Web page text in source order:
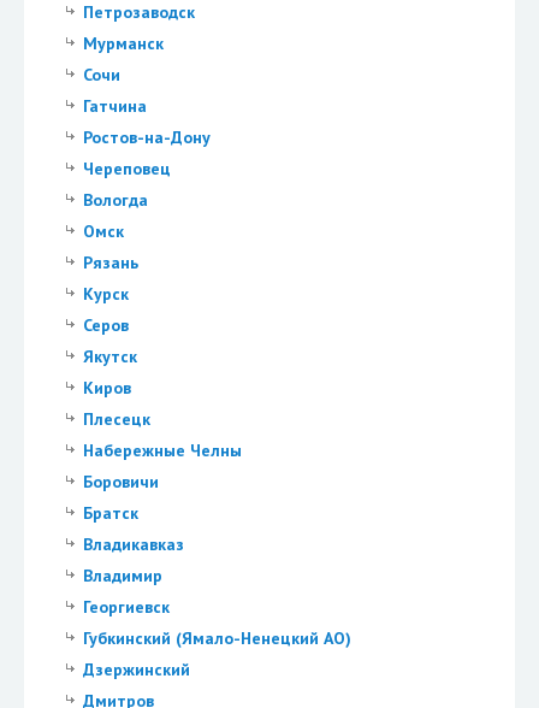
Петрозаводск
Мурманск
Сочи
Гатчина
Ростов-на-Дону
Череповец
Вологда
Омск
Рязань
Курск
Серов
Якутск
Киров
Плесецк
Набережные Челны
Боровичи
Братск
Владикавказ
Владимир
Георгиевск
Губкинский (Ямало-Ненецкий АО)
Дзержинский
Дмитров